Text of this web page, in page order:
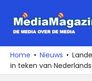
naar
media
over
de
Home Nieuws
in teken van